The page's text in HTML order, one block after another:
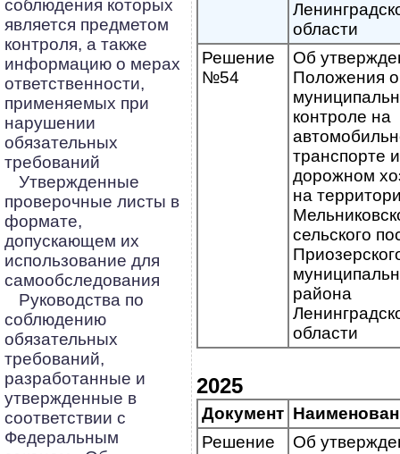
соблюдения которых
является предметом
контроля, а также
информацию о мерах
ответственности,
применяемых при
нарушении
обязательных
требований
Утвержденные
проверочные листы в
формате,
допускающем их
использование для
самообследования
Руководства по
соблюдению
обязательных
требований,
разработанные и
утвержденные в
соответствии с
Федеральным
области
Решение
№54
Об
Положения о
контроле на
транспорте
дорожном
на
сельского
района
области
2025
Документ
Решение
Об